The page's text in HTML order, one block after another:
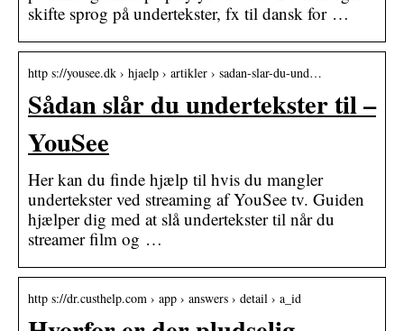
skifte sprog på undertekster, fx til dansk for …
http s://yousee.dk › hjaelp › artikler › sadan-slar-du-und…
Sådan slår du undertekster til –
YouSee
Her kan du finde hjælp til hvis du mangler
undertekster ved streaming af YouSee tv. Guiden
hjælper dig med at slå undertekster til når du
streamer film og …
http s://dr.custhelp.com › app › answers › detail › a_id